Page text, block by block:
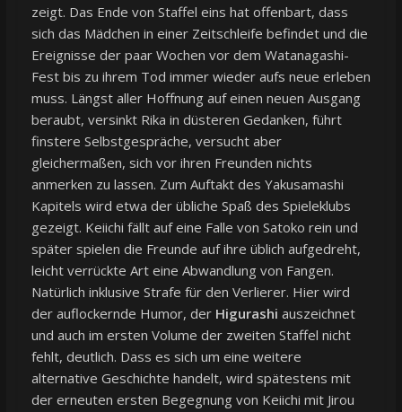
zeigt. Das Ende von Staffel eins hat offenbart, dass
sich das Mädchen in einer Zeitschleife befindet und die
Ereignisse der paar Wochen vor dem Watanagashi-
Fest bis zu ihrem Tod immer wieder aufs neue erleben
muss. Längst aller Hoffnung auf einen neuen Ausgang
beraubt, versinkt Rika in düsteren Gedanken, führt
finstere Selbstgespräche, versucht aber
gleichermaßen, sich vor ihren Freunden nichts
anmerken zu lassen. Zum Auftakt des Yakusamashi
Kapitels wird etwa der übliche Spaß des Spieleklubs
gezeigt. Keiichi fällt auf eine Falle von Satoko rein und
später spielen die Freunde auf ihre üblich aufgedreht,
leicht verrückte Art eine Abwandlung von Fangen.
Natürlich inklusive Strafe für den Verlierer. Hier wird
der auflockernde Humor, der Higurashi auszeichnet
und auch im ersten Volume der zweiten Staffel nicht
fehlt, deutlich. Dass es sich um eine weitere
alternative Geschichte handelt, wird spätestens mit
der erneuten ersten Begegnung von Keiichi mit Jirou